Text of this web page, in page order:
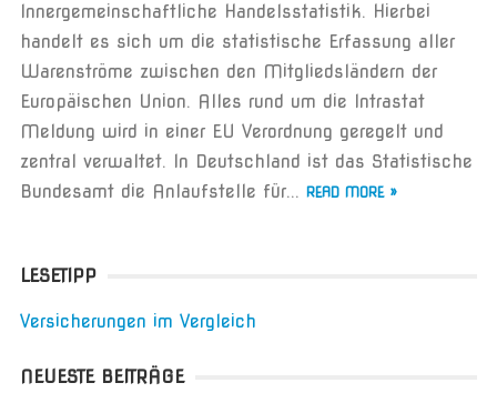
Innergemeinschaftliche Handelsstatistik. Hierbei
handelt es sich um die statistische Erfassung aller
Warenströme zwischen den Mitgliedsländern der
Europäischen Union. Alles rund um die Intrastat
Meldung wird in einer EU Verordnung geregelt und
zentral verwaltet. In Deutschland ist das Statistische
Bundesamt die Anlaufstelle für... READ MORE »
LESETIPP
Versicherungen im Vergleich
NEUESTE BEITRÄGE